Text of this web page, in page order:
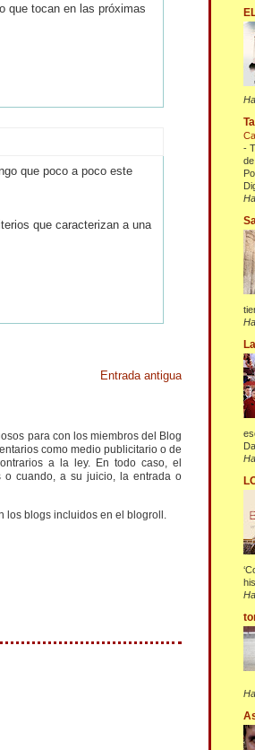
que tocan en las próximas
que poco a poco este
que caracterizan a una
Entrada antigua
para con los miembros del Blog
como medio publicitario o de
a la ley. En todo caso, el
o cuando, a su juicio, la entrada o
los blogs incluidos en el blogroll.
-